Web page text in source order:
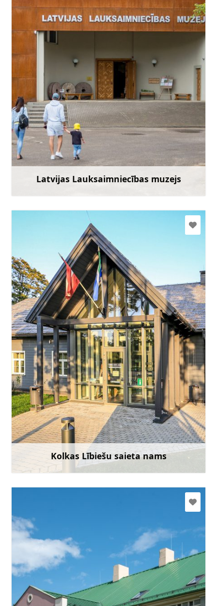
Latvijas Lauksaimniecības muzejs
llm@llm.lv
+371 29403183
Doties
Uzzināt vairāk
Kolkas Lībiešu saieta nams
tic.kolka@talsi.lv, lsn@kolka.lv
+371 29402093
Doties
Uzzināt vairāk